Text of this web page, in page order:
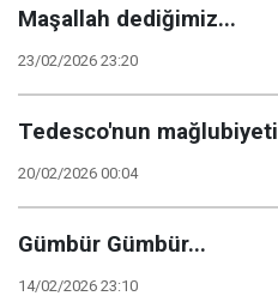
Maşallah dediğimiz...
23/02/2026 23:20
Tedesco'nun mağlubiyeti
20/02/2026 00:04
Gümbür Gümbür...
14/02/2026 23:10